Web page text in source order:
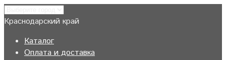
Краснодарский край
Каталог
Оплата и доставка